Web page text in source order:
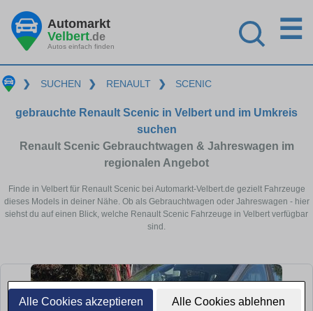
Alle Cookies akzeptieren Alle Cookies ablehnen
Automarkt
Velbert.de
Autos einfach finden
☰
❯ SUCHEN ❯ RENAULT ❯ SCENIC
gebrauchte Renault Scenic in Velbert und im Umkreis
suchen
Renault Scenic Gebrauchtwagen & Jahreswagen im
regionalen Angebot
Finde in Velbert für Renault Scenic bei Automarkt-Velbert.de gezielt Fahrzeuge
dieses Models in deiner Nähe. Ob als Gebrauchtwagen oder Jahreswagen - hier
siehst du auf einen Blick, welche Renault Scenic Fahrzeuge in Velbert verfügbar
sind.